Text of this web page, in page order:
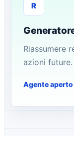
R
Riassumere
azioni future.
Agente aperto